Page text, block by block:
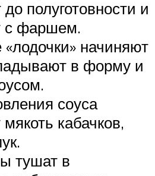
полуготовности и
с фаршем.
начиняют
в форму и
соуса
кабачков,
тушат в